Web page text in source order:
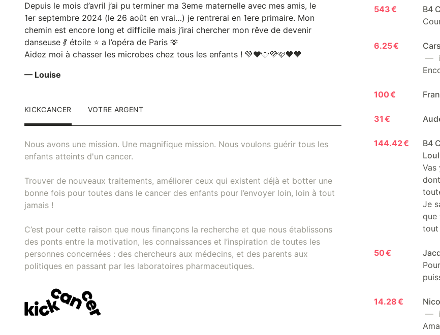
Depuis le mois d’avril j’ai pu terminer ma 3eme maternelle avec mes amis, le
1er septembre 2024 (le 26 août en vrai…) je rentrerai en 1ere primaire. Mon
chemin est encore long et difficile mais j’irai chercher mon rêve de devenir
danseuse 💃 étoile ⭐️ a l’opéra de Paris 🫶
Aidez moi à chasser les microbes chez tous les enfants ! 💚❤️🩵💜🩷🧡💙
— Louise
KICKCANCER VOTRE ARGENT
Nous avons une mission. Une magnifique mission. Nous voulons guérir tous les
enfants atteints d'un cancer.
Trouver de nouveaux traitements, améliorer ceux qui existent déjà et botter une
bonne fois pour toutes dans le cancer des enfants pour l’envoyer loin, loin à tout
jamais !
C’est pour cette raison que nous finançons la recherche et que nous établissons
des ponts entre la motivation, les connaissances et l’inspiration de toutes les
personnes concernées : des chercheurs aux médecins, et des parents aux
politiques en passant par les laboratoires pharmaceutiques.
543 € B4
6.25 €
— il
100 €
31 €
144.42 €
B4
Vas
Je
que
tout
50 €
14.28 €
— il